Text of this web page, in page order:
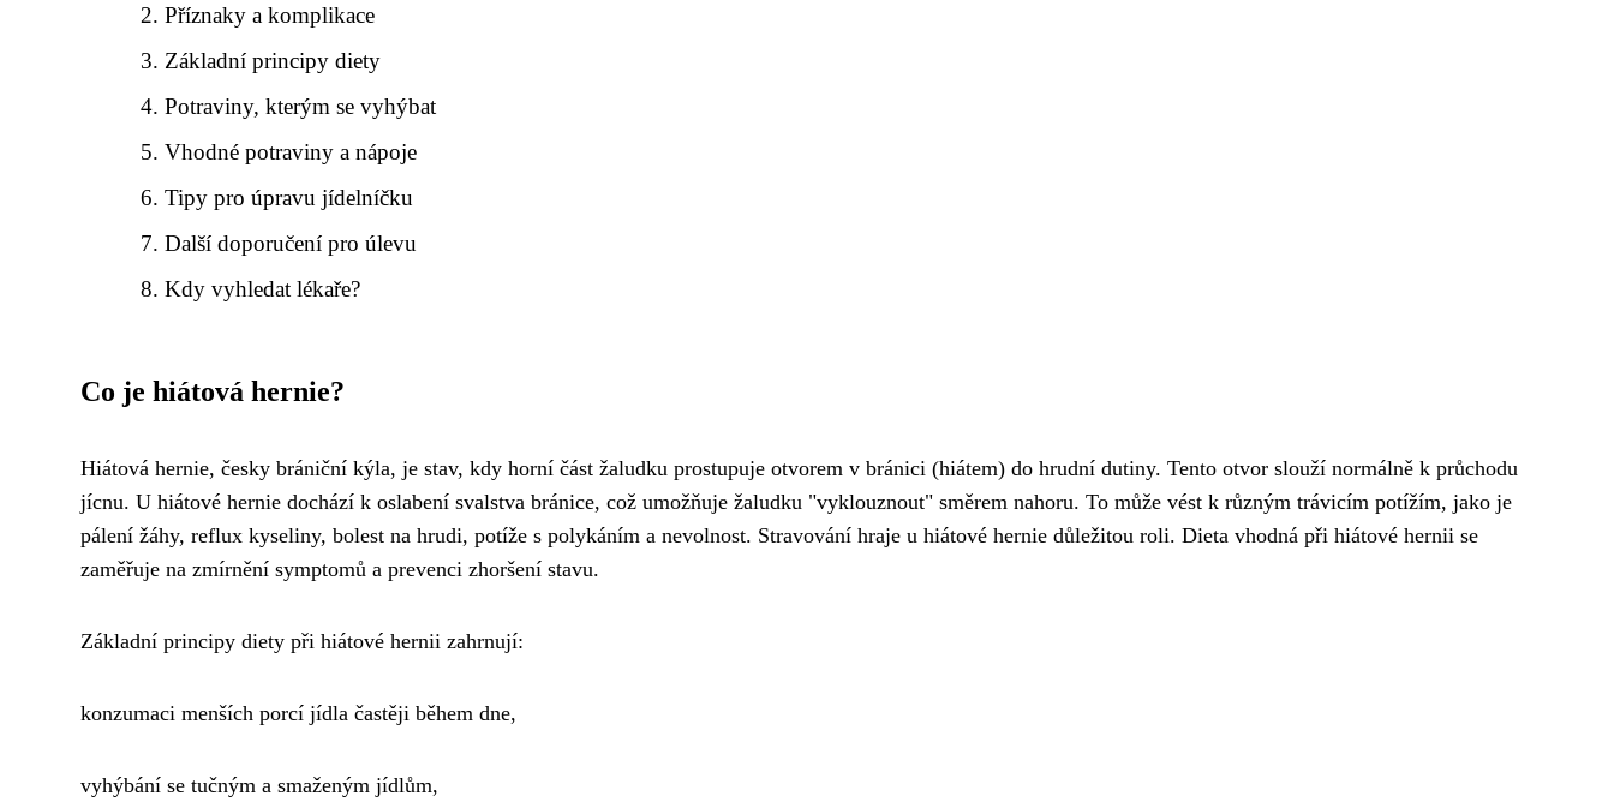
Příznaky a komplikace
Základní principy diety
Potraviny, kterým se vyhýbat
Vhodné potraviny a nápoje
Tipy pro úpravu jídelníčku
Další doporučení pro úlevu
Kdy vyhledat lékaře?
Co je hiátová hernie?
Hiátová hernie, česky brániční kýla, je stav, kdy horní část žaludku prostupuje otvorem v bránici (hiátem) do hrudní dutiny. Tento otvor slouží normálně k průchodu
jícnu. U hiátové hernie dochází k oslabení svalstva bránice, což umožňuje žaludku "vyklouznout" směrem nahoru. To může vést k různým trávicím potížím, jako je
pálení žáhy, reflux kyseliny, bolest na hrudi, potíže s polykáním a nevolnost. Stravování hraje u hiátové hernie důležitou roli. Dieta vhodná při hiátové hernii se
zaměřuje na zmírnění symptomů a prevenci zhoršení stavu.
Základní principy diety při hiátové hernii zahrnují:
konzumaci menších porcí jídla častěji během dne,
vyhýbání se tučným a smaženým jídlům,